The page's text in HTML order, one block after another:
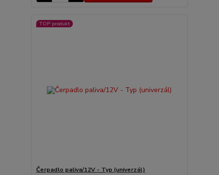
TOP produkt
Čerpadlo paliva/12V - Typ (univerzál)